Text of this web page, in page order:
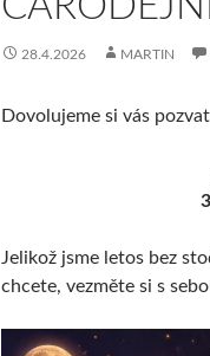
28.4.2026 MARTIN
Dovolujeme si vás
Jelikož jsme letos bez
chcete, vezměte si s